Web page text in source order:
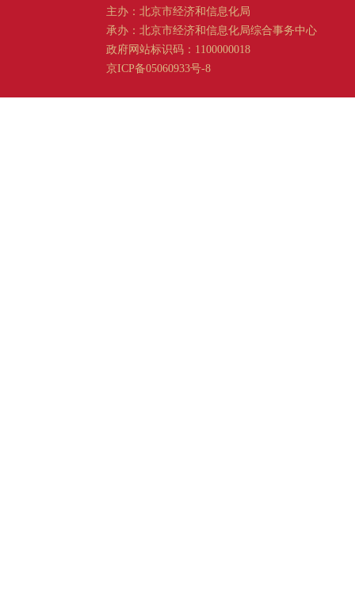
主办：北京市经济和信息化局
承办：北京市经济和信息化局综合事务中心
政府网站标识码：1100000018
京ICP备05060933号-8